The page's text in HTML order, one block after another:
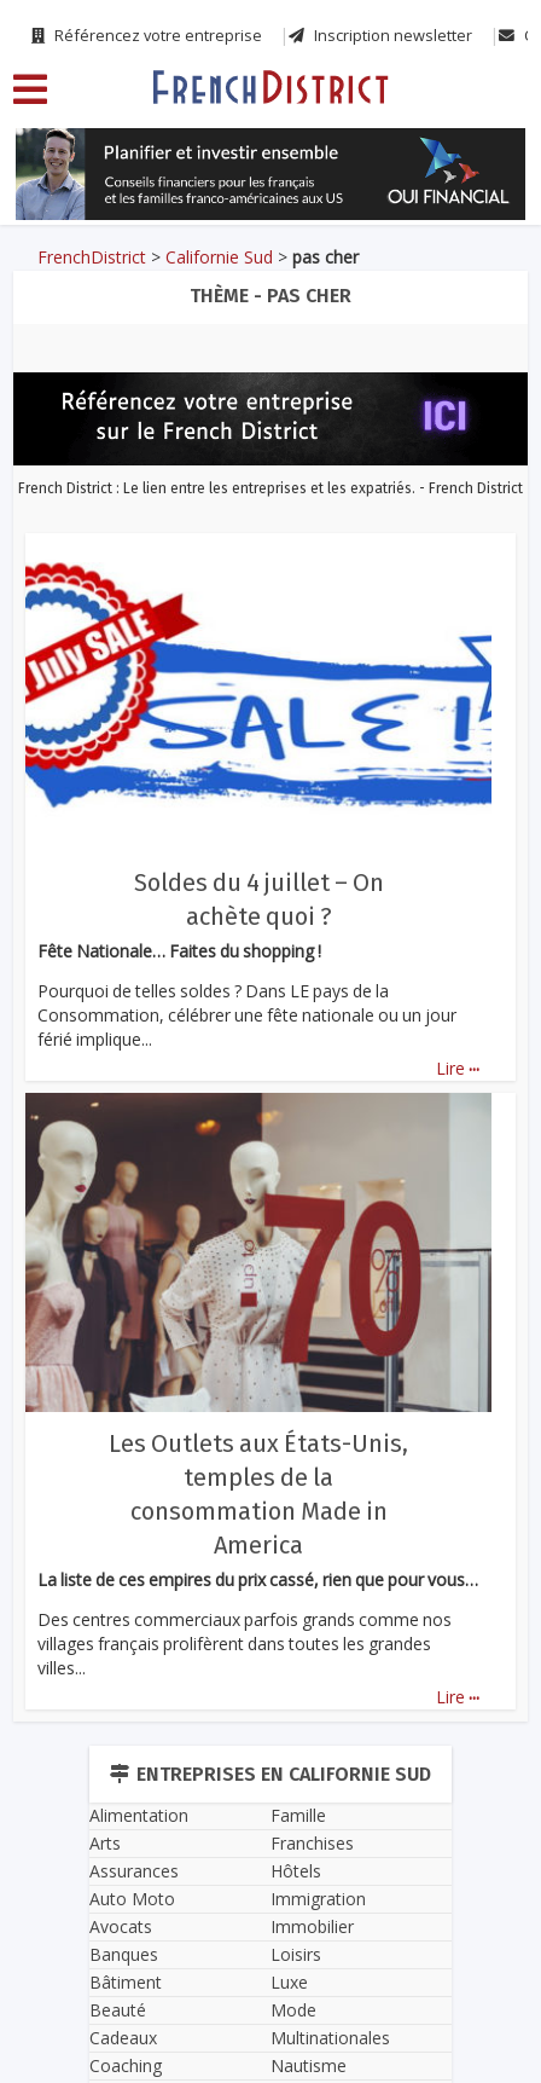
Référencez votre entreprise Inscription newsletter
FrenchDistrict >Californie Sud >pas cher
THÈME - PAS CHER
French District : Le lien entre les entreprises et les expatriés. - French District
Soldes du 4 juillet – On
achète quoi ?
Fête Nationale… Faites du shopping !
Pourquoi de telles soldes ? Dans LE pays de la
Consommation, célébrer une fête nationale ou un jour
férié implique...
Lire ...
Les Outlets aux États-Unis,
temples de la
consommation Made in
America
La liste de ces empires du prix cassé, rien que pour vous…
Des centres commerciaux parfois grands comme nos
villages français prolifèrent dans toutes les grandes
villes...
Lire ...
ENTREPRISES EN CALIFORNIE SUD
Alimentation
Arts
Assurances
Auto Moto
Avocats
Banques
Bâtiment
Beauté
Cadeaux
Coaching
Famille
Franchises
Hôtels
Immigration
Immobilier
Loisirs
Luxe
Mode
Multinationales
Nautisme